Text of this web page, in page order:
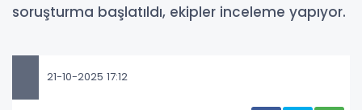
soruşturma başlatıldı, ekipler inceleme yapıyor.
21-10-2025 17:12